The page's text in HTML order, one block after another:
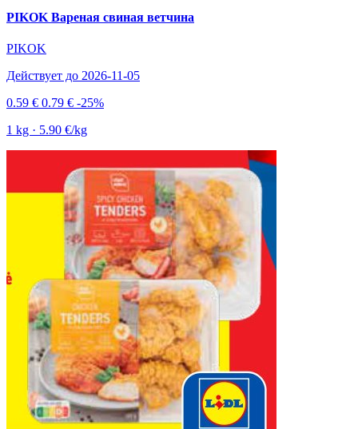
PIKOK Вареная свиная ветчина
PIKOK
Действует до 2026-11-05
0.59 € 0.79 € -25%
1 kg · 5.90 €/kg